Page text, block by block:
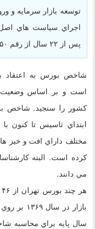
توسعه بازار سرمايه و
پس از ۲۲ سال از رقم ۵۰ هزار واحد عبور كرد.
شاخص بورس به اعتقاد
است و بر اساس وضعيت
كشور را سنجيد. شاخص
ابتداي تاسيس تا كنون
مختلف داراي افت و خيز
كرده است. البته
مي دانند.